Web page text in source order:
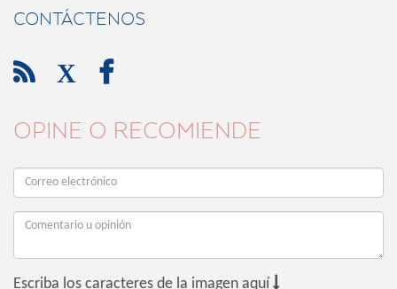
CONTÁCTENOS
 X 
OPINE O RECOMIENDE
Escriba los caracteres de la imagen aquí 